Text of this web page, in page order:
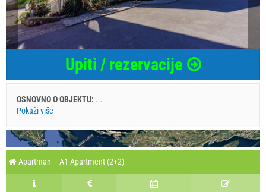
Upiti / rezervacije
OSNOVNO O OBJEKTU: ...
Pokaži više
Apartman – A1 Apartment (2+2)